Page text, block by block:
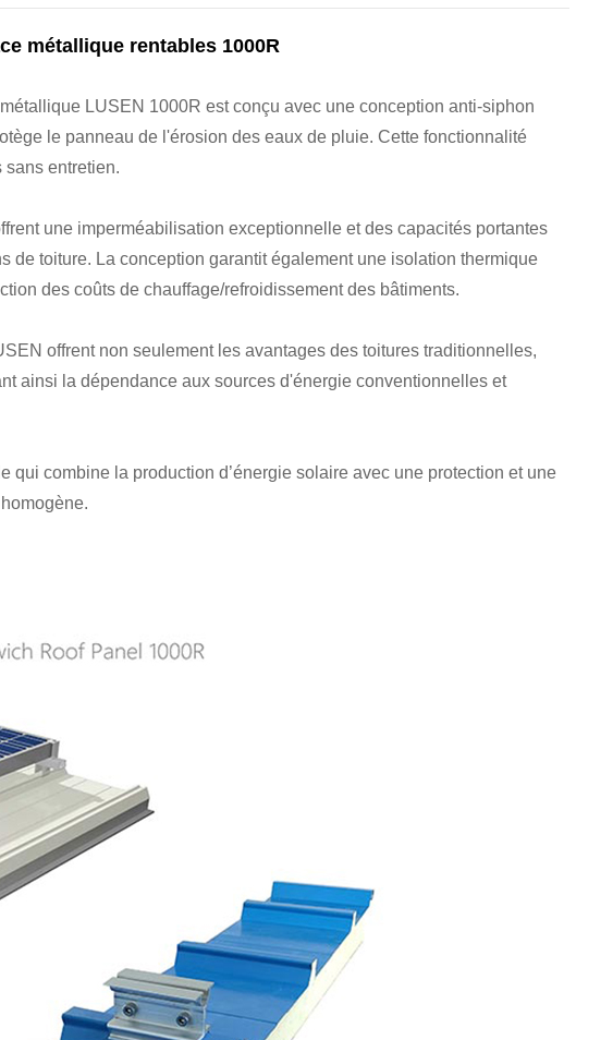
métallique rentables 1000R
LUSEN 1000R est conçu avec une conception anti-siphon
le panneau de l'érosion des eaux de pluie. Cette fonctionnalité
entretien.
une imperméabilisation exceptionnelle et des capacités portantes
toiture. La conception garantit également une isolation thermique
des coûts de chauffage/refroidissement des bâtiments.
offrent non seulement les avantages des toitures traditionnelles,
ainsi la dépendance aux sources d'énergie conventionnelles et
combine la production d’énergie solaire avec une protection et une